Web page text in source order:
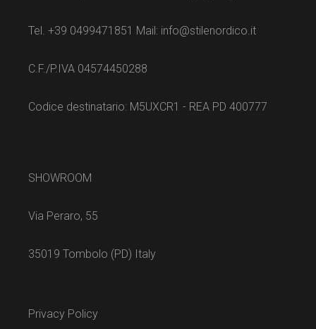
Tel. +39 0499471851 Mail: info@stilenordico.it
C.F./P.IVA 04574450288
Codice destinatario: M5UXCR1 - REA PD 400777
SHOWROOM
Via Peraro, 55
35019 Tombolo (PD) Italy
Privacy Policy